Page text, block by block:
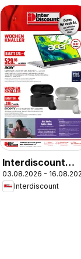
Interdiscount
aktionen
03.08.2026 -
Interdiscount